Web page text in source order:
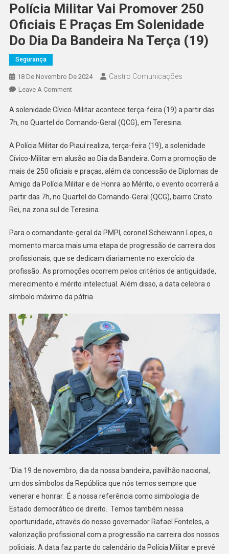
Polícia Militar Vai Promover 250
Oficiais E Praças Em Solenidade
Do Dia Da Bandeira Na Terça (19)
Segurança
18 De Novembro De 2024 Castro Comunicações
Leave A Comment
A solenidade Cívico-Militar acontece terça-feira (19) a partir das
7h, no Quartel do Comando-Geral (QCG), em Teresina.
A Polícia Militar do Piauí realiza, terça-feira (19), a solenidade
Cívico-Militar em alusão ao Dia da Bandeira. Com a promoção de
mais de 250 oficiais e praças, além da concessão de Diplomas de
Amigo da Polícia Militar e de Honra ao Mérito, o evento ocorrerá a
partir das 7h, no Quartel do Comando-Geral (QCG), bairro Cristo
Rei, na zona sul de Teresina.
Para o comandante-geral da PMPI, coronel Scheiwann Lopes, o
momento marca mais uma etapa de progressão de carreira dos
profissionais, que se dedicam diariamente no exercício da
profissão. As promoções ocorrem pelos critérios de antiguidade,
merecimento e mérito intelectual. Além disso, a data celebra o
símbolo máximo da pátria.
“Dia 19 de novembro, dia da nossa bandeira, pavilhão nacional,
um dos símbolos da República que nós temos sempre que
venerar e honrar. É a nossa referência como simbologia de
Estado democrático de direito. Temos também nessa
oportunidade, através do nosso governador Rafael Fonteles, a
valorização profissional com a progressão na carreira dos nossos
policiais. A data faz parte do calendário da Polícia Militar e prevê